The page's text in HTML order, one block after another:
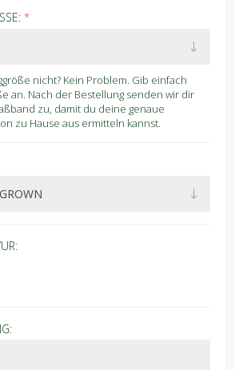
*
nicht? Kein Problem. Gib einfach
an. Nach der Bestellung senden wir dir
zu, damit du deine genaue
zu Hause aus ermitteln kannst.